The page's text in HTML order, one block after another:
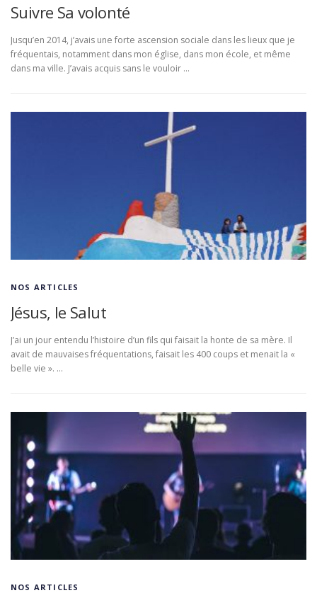
Suivre Sa volonté
Jusqu’en 2014, j’avais une forte ascension sociale dans les lieux que je
fréquentais, notamment dans mon église, dans mon école, et même
dans ma ville. J’avais acquis sans le vouloir …
NOS ARTICLES
Jésus, le Salut
J’ai un jour entendu l’histoire d’un fils qui faisait la honte de sa mère. Il
avait de mauvaises fréquentations, faisait les 400 coups et menait la «
belle vie ». …
NOS ARTICLES